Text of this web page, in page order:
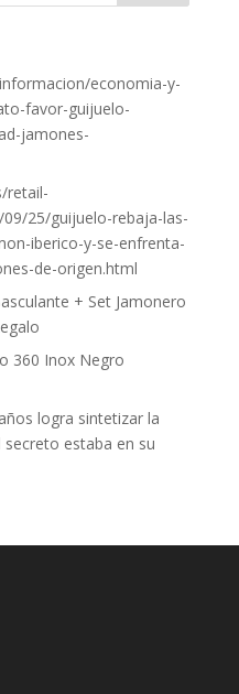
economia-y-
favor-guijuelo-
jamones-
retail-
25/guijuelo-rebaja-las-
iberico-y-se-enfrenta-
de-origen.html
+ Set Jamonero
360 Inox Negro
logra sintetizar la
secreto estaba en su